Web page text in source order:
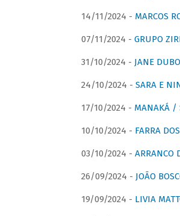
14/11/2024 - MARCOS
07/11/2024 - GRUPO
31/10/2024 - JANE
24/10/2024 - SARA E
17/10/2024 - MANAKÁ
10/10/2024 - FARRA
03/10/2024 -
26/09/2024 - JOÃO
19/09/2024 - LIVIA